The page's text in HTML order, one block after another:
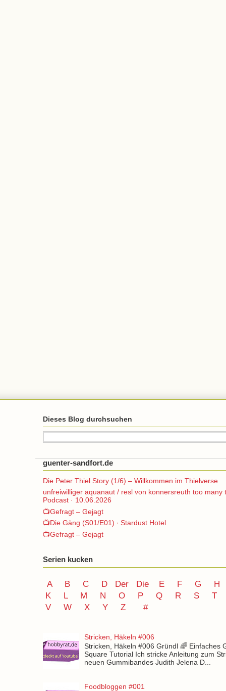
Dieses Blog durchsuchen
guenter-sandfort.de
Die Peter Thiel Story (1/6) – Willkommen im Thielverse
unfreiwilliger aquanaut / resl von konnersreuth too many
Podcast · 10.06.2026
📺Gefragt – Gejagt
📺Die Gäng (S01/E01) ∙ Stardust Hotel
📺Gefragt – Gejagt
Serien kucken
A B C D Der Die E F G
H
K
L M N O P Q R S
T
V
W X Y Z #
Stricken, Häkeln #006
Stricken, Häkeln #006 Gründl 🌈 Einfaches
Square Tutorial Ich stricke Anleitung zum
neuen Gummibandes Judith Jelena D...
Foodbloggen #001